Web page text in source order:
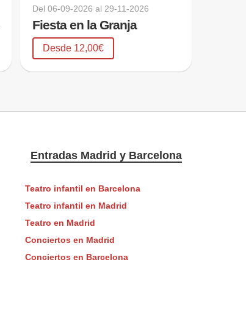
Del06-09-2026 al 29-11-2026
Fiesta en la Granja
Desde 12,00€
Entradas Madrid y Barcelona
Teatro infantil en Barcelona
Teatro infantil en Madrid
Teatro en Madrid
Conciertos en Madrid
Conciertos en Barcelona